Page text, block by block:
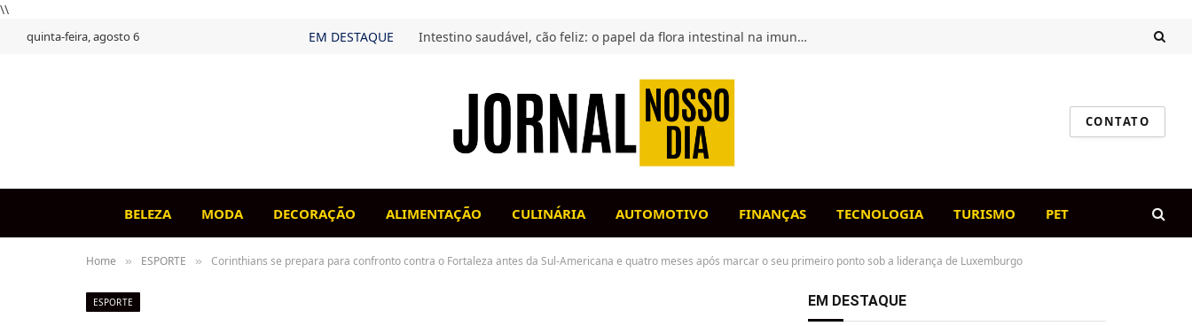
\\
quinta-feira, agosto 6 EM DESTAQUE Intestino saudável, cão feliz: o papel da flora intestinal na imunidade canina
CONTATO
BELEZA MODA DECORAÇÃO ALIMENTAÇÃO CULINÁRIA AUTOMOTIVO FINANÇAS TECNOLOGIA TURISMO PET
Home » ESPORTE » Corinthians se prepara para confronto contra o Fortaleza antes da Sul-Americana e quatro meses após marcar o seu primeiro ponto sob a liderança de Luxemburgo
ESPORTE EM DESTAQUE